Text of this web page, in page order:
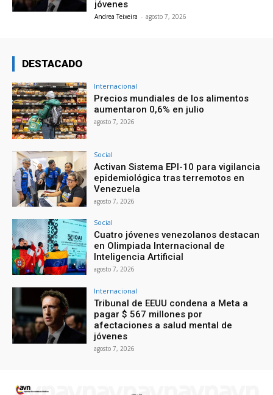
jóvenes
Andrea Teixeira - agosto 7, 2026
DESTACADO
Internacional
Precios mundiales de los alimentos
aumentaron 0,6% en julio
agosto 7, 2026
Social
Activan Sistema EPI-10 para vigilancia
epidemiológica tras terremotos en
Venezuela
agosto 7, 2026
Social
Cuatro jóvenes venezolanos destacan
en Olimpiada Internacional de
Inteligencia Artificial
agosto 7, 2026
Internacional
Tribunal de EEUU condena a Meta a
pagar $ 567 millones por
afectaciones a salud mental de
jóvenes
agosto 7, 2026